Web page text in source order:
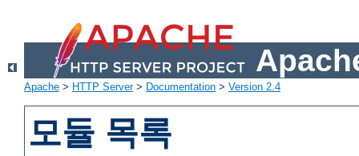
Apache > HTTP Server> Documentation > Version 2.4
모듈 목록